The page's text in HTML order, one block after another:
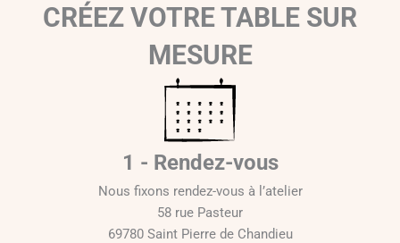
CRÉEZ VOTRE TABLE SUR
MESURE
1 - Rendez-vous
Nous fixons rendez-vous à l’atelier
58 rue Pasteur
69780 Saint Pierre de Chandieu